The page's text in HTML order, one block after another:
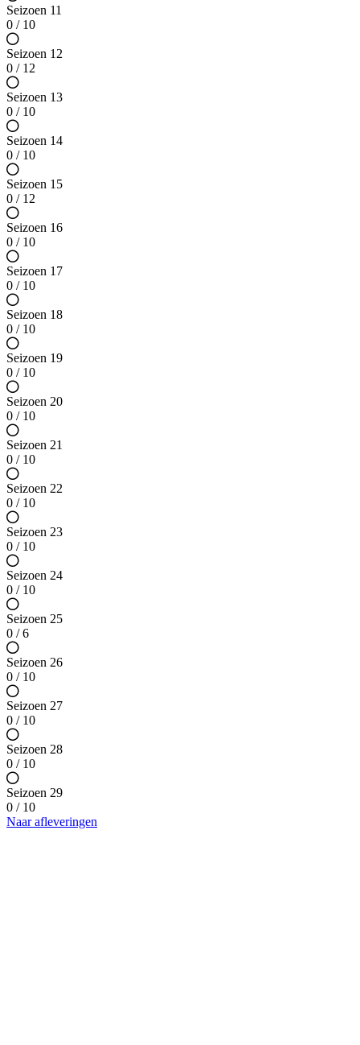
Seizoen 11
0 / 10
Seizoen 12
0 / 12
Seizoen 13
0 / 10
Seizoen 14
0 / 10
Seizoen 15
0 / 12
Seizoen 16
0 / 10
Seizoen 17
0 / 10
Seizoen 18
0 / 10
Seizoen 19
0 / 10
Seizoen 20
0 / 10
Seizoen 21
0 / 10
Seizoen 22
0 / 10
Seizoen 23
0 / 10
Seizoen 24
0 / 10
Seizoen 25
0 / 6
Seizoen 26
0 / 10
Seizoen 27
0 / 10
Seizoen 28
0 / 10
Seizoen 29
0 / 10
Naar afleveringen